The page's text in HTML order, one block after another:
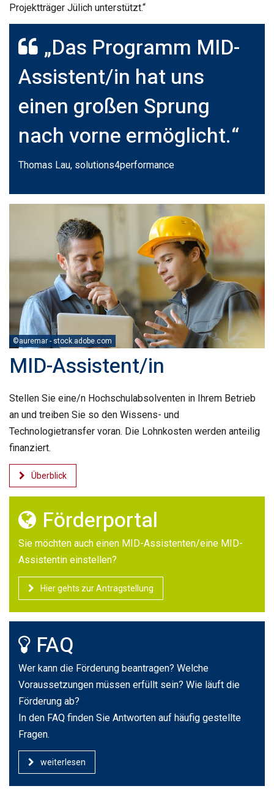
Projektträger Jülich unterstützt.“
„Das Programm MID-
Assistent/in hat uns
einen großen Sprung
nach vorne ermöglicht.“
Thomas Lau, solutions4performance
©auremar - stock.adobe.com
MID-Assistent/in
Stellen Sie eine/n Hochschulabsolventen in Ihrem Betrieb
an und treiben Sie so den Wissens- und
Technologietransfer voran. Die Lohnkosten werden anteilig
finanziert.
Überblick
Förderportal
Sie möchten auch einen MID-Assistenten/eine MID-
Assistentin einstellen?
Hier gehts zur Antragstellung
FAQ
Wer kann die Förderung beantragen? Welche
Voraussetzungen müssen erfüllt sein? Wie läuft die
Förderung ab?
In den FAQ finden Sie Antworten auf häufig gestellte
Fragen.
weiterlesen